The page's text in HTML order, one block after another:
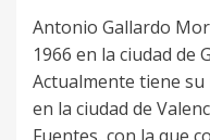
Antonio Gallardo
1966 en la ciudad de
Actualmente tiene su
en la ciudad de